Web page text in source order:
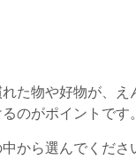
た物や好物が、え
のがポイントです。
から選んでくださ